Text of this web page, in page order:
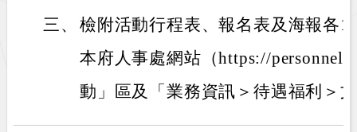
三、 檢附活動行程表、報名表及海報各
本府人事處網站（https://
動」區及「業務資訊＞待遇福利＞